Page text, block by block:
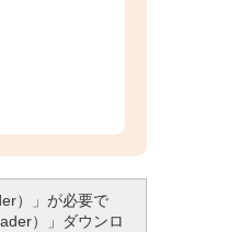
）」が必要で
）」ダウンロ